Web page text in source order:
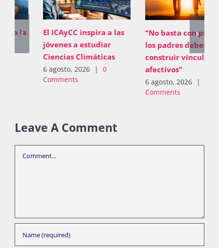
El ICAyCC inspira a las
jóvenes a estudiar
Ciencias Climáticas
6 agosto, 2026 | 0
Comments
“No basta con proveer;
los padres deben
construir vínculos
afectivos”
6 agosto, 2026 | 0
Comments
Leave A Comment
Comment